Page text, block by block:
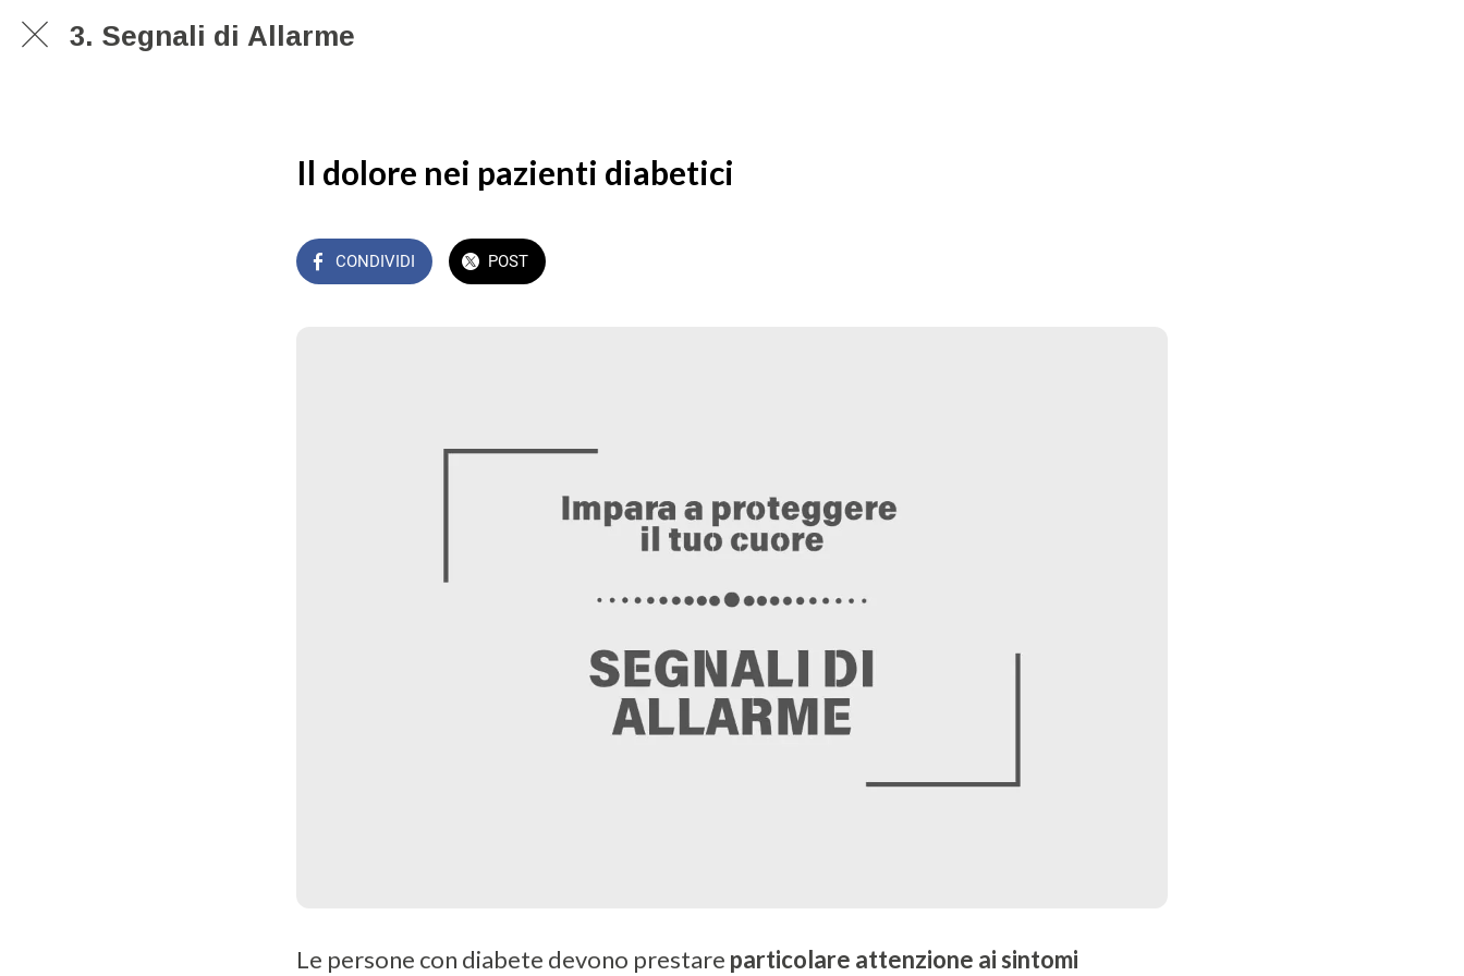
3. Segnali di Allarme
Il dolore nei pazienti diabetici
CONDIVIDI POST
Le persone con diabete devono prestare particolare attenzione ai sintomi